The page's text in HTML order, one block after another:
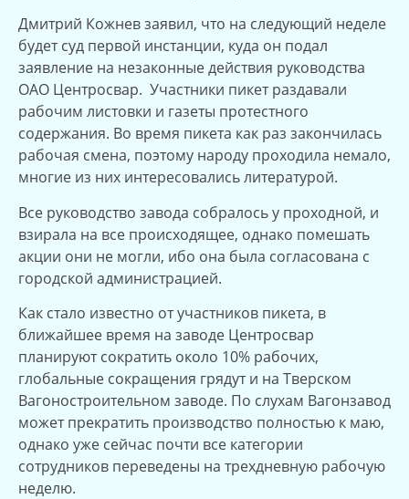
Дмитрий Кожнев заявил, что на следующий неделе
будет суд первой инстанции, куда он подал
заявление на незаконные действия руководства
ОАО Центросвар. Участники пикет раздавали
рабочим листовки и газеты протестного
содержания. Во время пикета как раз закончилась
рабочая смена, поэтому народу проходила немало,
многие из них интересовались литературой.
Все руководство завода собралось у проходной, и
взирала на все происходящее, однако помешать
акции они не могли, ибо она была согласована с
городской администрацией.
Как стало известно от участников пикета, в
ближайшее время на заводе Центросвар
планируют сократить около 10% рабочих,
глобальные сокращения грядут и на Тверском
Вагоностроительном заводе. По слухам Вагонзавод
может прекратить производство полностью к маю,
однако уже сейчас почти все категории
сотрудников переведены на трехдневную рабочую
неделю.